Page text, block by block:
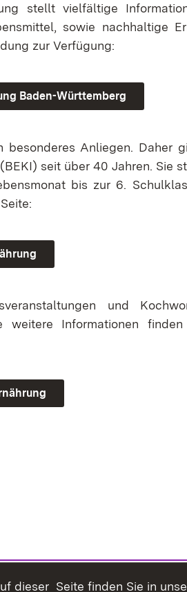
stellt vielfältige
sowie nachhaltige
zur Verfügung:
Baden-Württemberg
besonderes Anliegen. Daher
seit über 40 Jahren. Sie
bis zur 6.
und
weitere Informationen
dieser Seite finden Sie in